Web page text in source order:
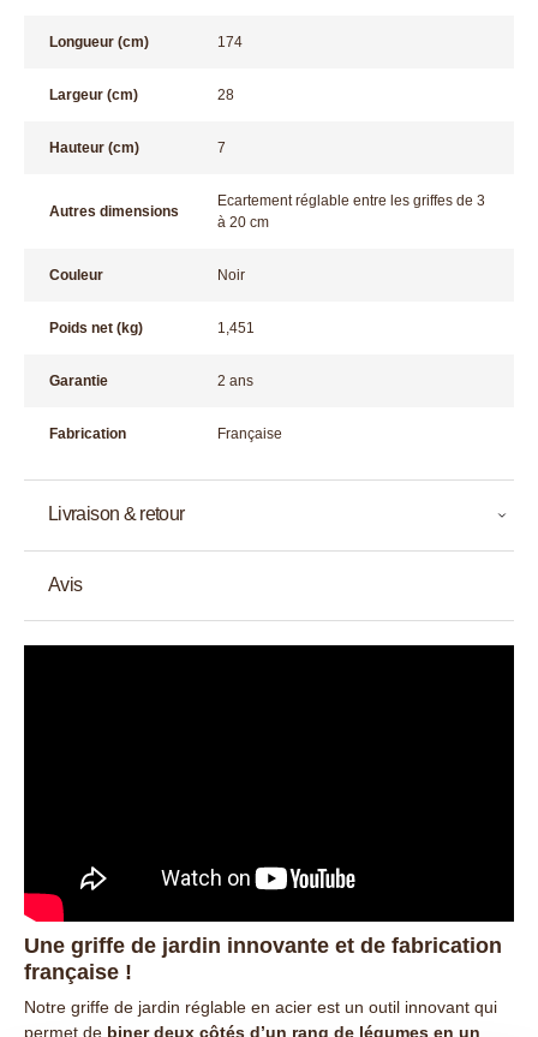
Une griffe de jardin innovante et de fabrication
française !
Notre griffe de jardin réglable en acier est un outil innovant qui
permet de biner deux côtés d’un rang de légumes en un
Longueur (cm) 174
Largeur (cm) 28
Hauteur (cm) 7
Autres dimensions
Ecartement réglable entre les griffes de 3
à 20 cm
Couleur Noir
Poids net (kg) 1,451
Garantie 2 ans
Fabrication Française
Livraison & retour
Avis